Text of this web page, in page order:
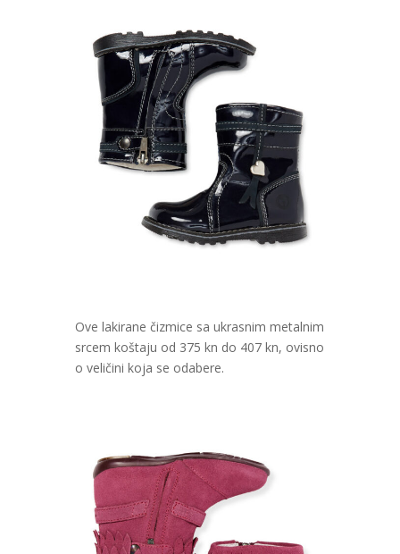
Ove lakirane čizmice sa ukrasnim metalnim
srcem koštaju od 375 kn do 407 kn, ovisno
o veličini koja se odabere.